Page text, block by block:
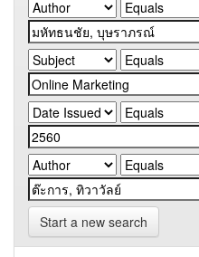
Start a new search